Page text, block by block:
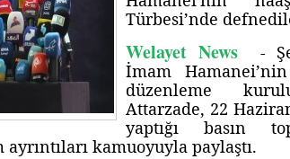
Türbesi’nde
Welayet News-
İmam
düzenleme
Attarzade, 22
yaptığı basın
kamuoyuyla paylaştı.